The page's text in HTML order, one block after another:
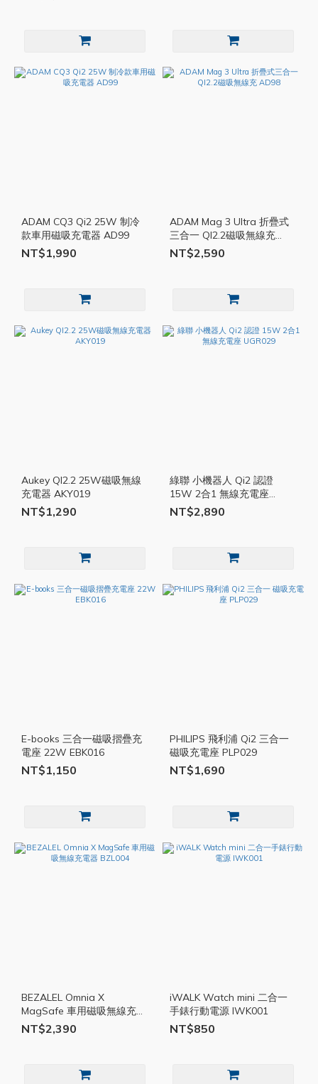
ADAM CQ3 Qi2 25W 制冷
款車用磁吸充電器 AD99
NT$1,990
ADAM Mag 3 Ultra 折疊式
三合一 QI2.2磁吸無線充
AD98
NT$2,590
Aukey QI2.2 25W磁吸無線
充電器 AKY019
NT$1,290
綠聯 小機器人 Qi2 認證
15W 2合1 無線充電座
UGR029
NT$2,890
E-books 三合一磁吸摺疊充
電座 22W EBK016
NT$1,150
PHILIPS 飛利浦 Qi2 三合一
磁吸充電座 PLP029
NT$1,690
BEZALEL Omnia X
MagSafe 車用磁吸無線充電
器 BZL004
NT$2,390
iWALK Watch mini 二合一
手錶行動電源 IWK001
NT$850